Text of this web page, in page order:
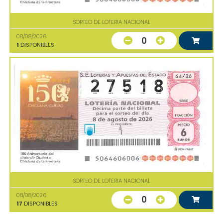
SORTEO DE LOTERIA NACIONAL
08/08/2026
1 DISPONIBLES 0
SORTEO DE LOTERIA NACIONAL
08/08/2026
17 DISPONIBLES 0